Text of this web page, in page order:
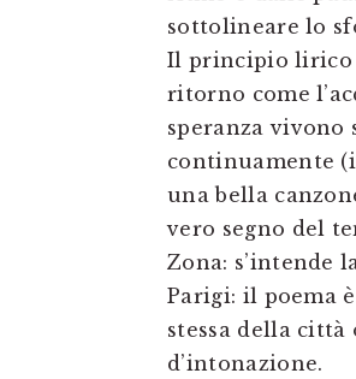
sottolineare lo
Il principio lirico
ritorno come
speranza vivono
continuamente
una bella
vero segno del
Zona: s’intende
Parigi: il poema
stessa della
d’intonazione.